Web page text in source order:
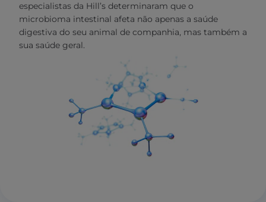
especialistas da Hill’s determinaram que o
microbioma intestinal afeta não apenas a saúde
digestiva do seu animal de companhia, mas também a
sua saúde geral.